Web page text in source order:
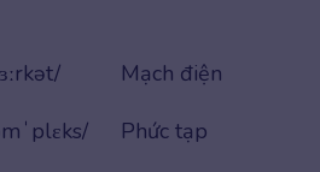
Mạch điện
Phức tạp